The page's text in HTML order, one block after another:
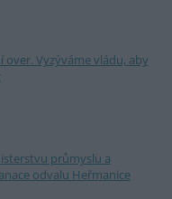
over. Vyzýváme vládu, aby
průmyslu a
odvalu Heřmanice